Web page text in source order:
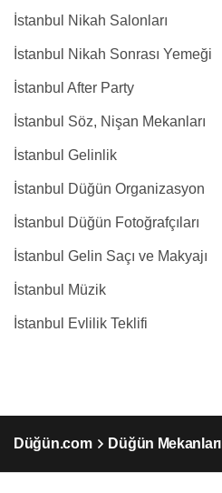
İstanbul Nikah Salonları
İstanbul Nikah Sonrası Yemeği
İstanbul After Party
İstanbul Söz, Nişan Mekanları
İstanbul Gelinlik
İstanbul Düğün Organizasyon
İstanbul Düğün Fotoğrafçıları
İstanbul Gelin Saçı ve Makyajı
İstanbul Müzik
İstanbul Evlilik Teklifi
Düğün.com Düğün Mekanları